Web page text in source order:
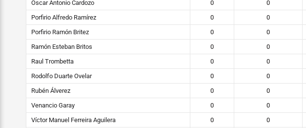
Oscar Antonio Cardozo
0 0
Porfirio Alfredo Ramírez
0 0
Porfirio Ramón Britez
0 0
Ramón Esteban Britos
0 0
Raul Trombetta
0 0
Rodolfo Duarte Ovelar
0 0
Rubén Álverez
0 0
Venancio Garay
0 0
Víctor Manuel Ferreira Aguilera
0 0